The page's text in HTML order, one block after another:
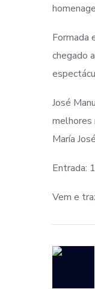
Formada
chegado
José
melhores
María
Entrada:
Vem e